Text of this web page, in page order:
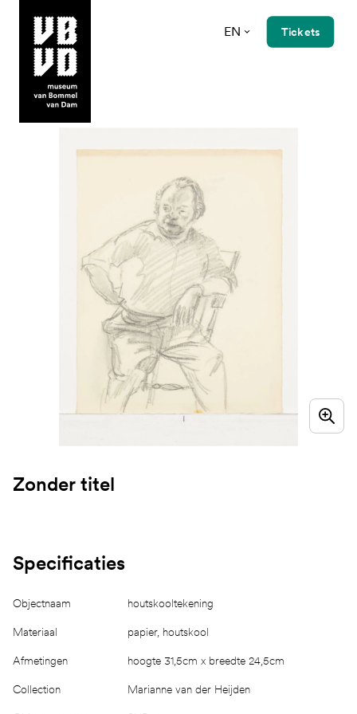
museum van Bommel van Dam
EN Tickets
Zonder titel
Specificaties
Objectnaam houtskooltekening
Materiaal papier, houtskool
Afmetingen hoogte 31,5cm x breedte 24,5cm
Collection Marianne van der Heijden